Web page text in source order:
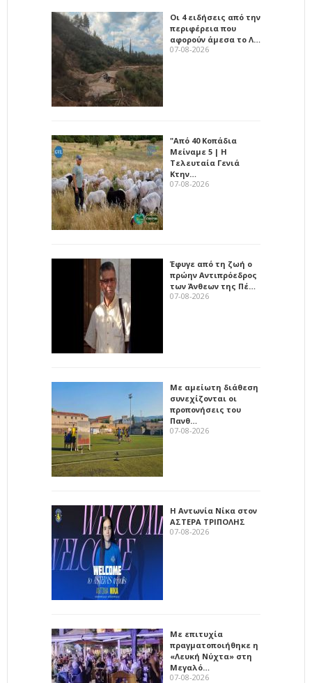
Οι 4 ειδήσεις από την
περιφέρεια που
αφορούν άμεσα το Λ…
07-08-2026
"Από 40 Κοπάδια
Μείναμε 5 | Η
Τελευταία Γενιά
Κτην…
07-08-2026
Έφυγε από τη ζωή ο
πρώην Αντιπρόεδρος
των Άνθεων της Πέ…
07-08-2026
Με αμείωτη διάθεση
συνεχίζονται οι
προπονήσεις του
Πανθ…
07-08-2026
Η Αντωνία Νίκα στον
ΑΣΤΕΡΑ ΤΡΙΠΟΛΗΣ
07-08-2026
Με επιτυχία
πραγματοποιήθηκε η
«Λευκή Νύχτα» στη
Μεγαλό…
07-08-2026